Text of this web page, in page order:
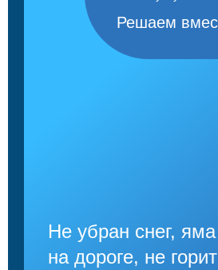
Решаем
Не убран снег, яма
на дороге, не горит